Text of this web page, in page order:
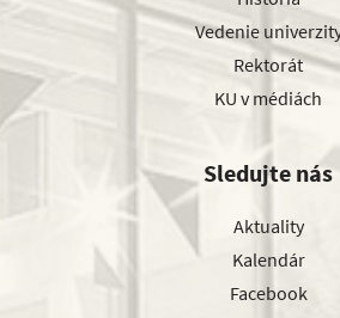
Vedenie
Rektorát
KU v médiách
Sledujte nás
Aktuality
Kalendár
Facebook